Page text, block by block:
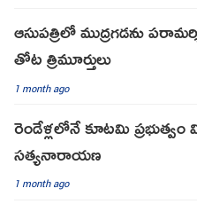
ఆసుపత్రిలో ముద్రగడను
తోట త్రిమూర్తులు
1 month ago
రెండేళ్లలోనే కూటమి
సత్యనారాయణ
1 month ago